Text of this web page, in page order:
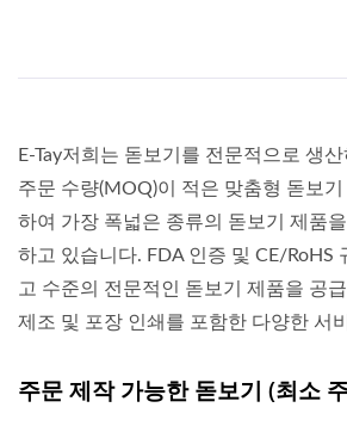
E-Tay저희는 돋보기를 전문적으로 생
주문 수량(MOQ)이 적은 맞춤형 돋보
하여 가장 폭넓은 종류의 돋보기 제품
하고 있습니다. FDA 인증 및 CE/RoHS
고 수준의 전문적인 돋보기 제품을 공
제조 및 포장 인쇄를 포함한 다양한 서
주문 제작 가능한 돋보기 (최소